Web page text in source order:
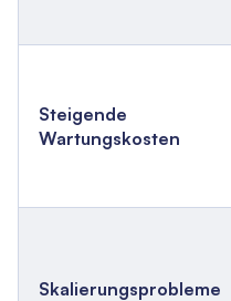
Steigende
Wartungskosten
Skalierungsprobleme